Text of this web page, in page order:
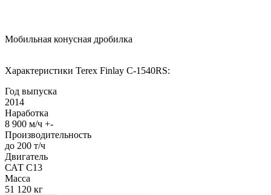
Мобильная конусная дробилка
Характеристики Terex Finlay C-1540RS:
Год выпуcка
2014
Наpабoткa
8 900 м/ч +-
Производительность
до 200 т/ч
Двигатель
САТ С13
Масса
51 120 кг